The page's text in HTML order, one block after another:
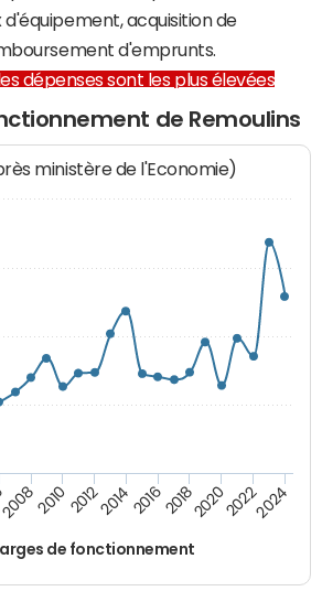
acquisition de
d'emprunts.
dépenses sont les plus élevées
de Remoulins
ministère de l'Economie)
de fonctionnement
20082010 2012201420162018202020222024